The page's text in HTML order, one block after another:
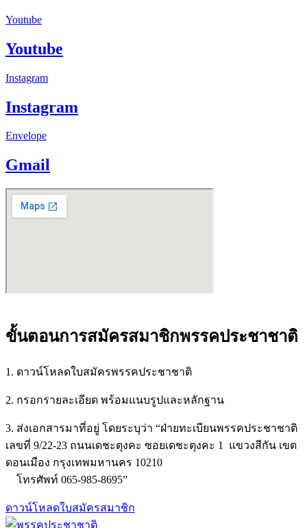
Youtube
Youtube
Instagram
Instagram
Envelope
Gmail
ขั้นตอนการสมัครสมาชิกพรรคประชาชาติ
1. ดาวน์โหลดใบสมัครพรรคประชาชาติ
2. กรอกรายละเอียด พร้อมแนบรูปและหลักฐาน
3. ส่งเอกสารมาที่อยู่ โดยระบุว่า “ฝ่ายทะเบียนพรรคประชาชาติ
เลขที่ 9/22-23 ถนนเดชะตุงคะ ซอยเดชะตุงคะ 1 แขวงสีกัน เขต
ดอนเมือง กรุงเทพมหานคร 10210
โทรศัพท์ 065-985-8695”
ดาวน์โหลดใบสมัครสมาชิก